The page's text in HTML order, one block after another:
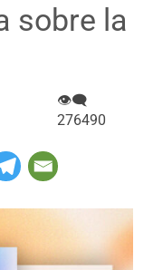
sobre la
👁‍🗨
276490